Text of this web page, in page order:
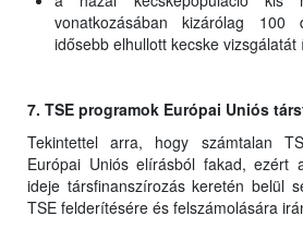
vonatkozásában kizárólag 100
idősebb elhullott kecske
7. TSE programok Európai Uniós
Tekintettel arra, hogy számtalan
Európai Uniós elírásból fakad, ezért
ideje társfinanszírozás keretén belül
TSE felderítésére és felszámolására